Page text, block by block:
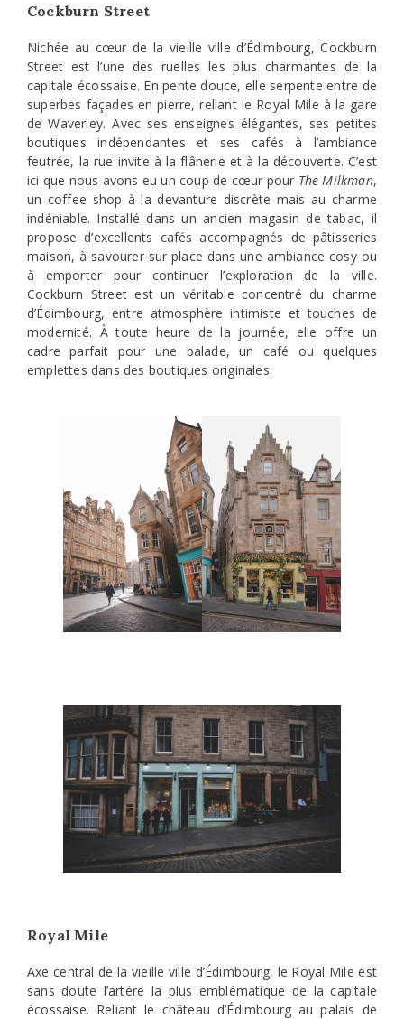
Cockburn Street
Nichée au cœur de la vieille ville d’Édimbourg, Cockburn
Street est l’une des ruelles les plus charmantes de la
capitale écossaise. En pente douce, elle serpente entre de
superbes façades en pierre, reliant le Royal Mile à la gare
de Waverley. Avec ses enseignes élégantes, ses petites
boutiques indépendantes et ses cafés à l’ambiance
feutrée, la rue invite à la flânerie et à la découverte. C’est
ici que nous avons eu un coup de cœur pour The Milkman,
un coffee shop à la devanture discrète mais au charme
indéniable. Installé dans un ancien magasin de tabac, il
propose d’excellents cafés accompagnés de pâtisseries
maison, à savourer sur place dans une ambiance cosy ou
à emporter pour continuer l’exploration de la ville.
Cockburn Street est un véritable concentré du charme
d’Édimbourg, entre atmosphère intimiste et touches de
modernité. À toute heure de la journée, elle offre un
cadre parfait pour une balade, un café ou quelques
emplettes dans des boutiques originales.
Royal Mile
Axe central de la vieille ville d’Édimbourg, le Royal Mile est
sans doute l’artère la plus emblématique de la capitale
écossaise. Reliant le château d’Édimbourg au palais de